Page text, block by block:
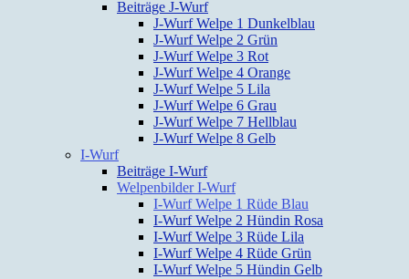
Beiträge J-Wurf
J-Wurf Welpe 1 Dunkelblau
J-Wurf Welpe 2 Grün
J-Wurf Welpe 3 Rot
J-Wurf Welpe 4 Orange
J-Wurf Welpe 5 Lila
J-Wurf Welpe 6 Grau
J-Wurf Welpe 7 Hellblau
J-Wurf Welpe 8 Gelb
I-Wurf
Beiträge I-Wurf
Welpenbilder I-Wurf
I-Wurf Welpe 1 Rüde Blau
I-Wurf Welpe 2 Hündin Rosa
I-Wurf Welpe 3 Rüde Lila
I-Wurf Welpe 4 Rüde Grün
I-Wurf Welpe 5 Hündin Gelb